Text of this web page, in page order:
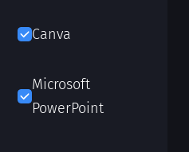
Canva
Microsoft
PowerPoint